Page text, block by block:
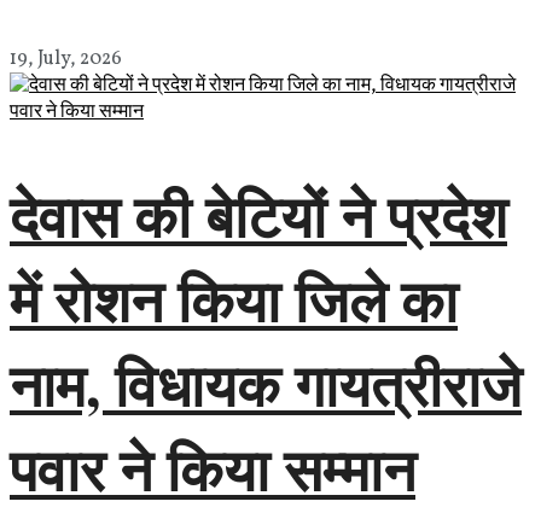
19, July, 2026
देवास की बेटियों ने प्रदेश
में रोशन किया जिले का
नाम, विधायक गायत्रीराजे
पवार ने किया सम्मान